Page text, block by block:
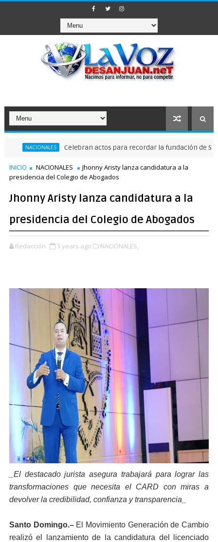
Celebran actos para recordar la fundación de Santo
INICIO NACIONALES
Jhonny Aristy lanza candidatura a la
presidencia del Colegio de Abogados
Jhonny Aristy lanza candidatura a la
presidencia del Colegio de Abogados
Redacción 3 years ago NACIONALES,
_El destacado jurista asegura trabajará para lograr las
transformaciones que necesita el CARD con miras a
devolver la credibilidad, confianza y transparencia_
Santo Domingo.–El Movimiento Generación de Cambio
realizó el lanzamiento de la candidatura del licenciado